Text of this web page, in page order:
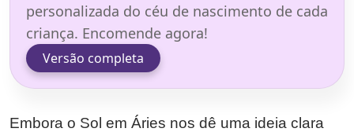
personalizada do céu de nascimento de cada
criança. Encomende agora!
Versão completa
Embora o Sol em Áries nos dê uma ideia clara